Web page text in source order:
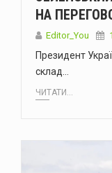
НА
Editor_You
Президент
склад…
ЧИТАТИ...